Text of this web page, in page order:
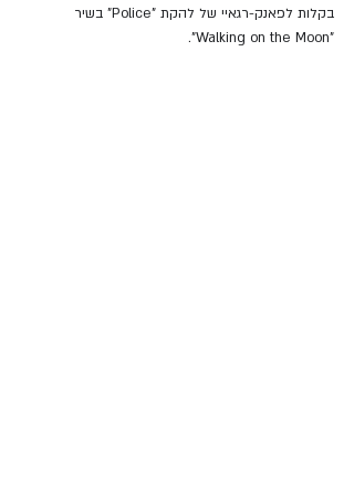
בקלות לפאנק-רגאיי של להקת "Police" בשיר
"Walking on the Moon".